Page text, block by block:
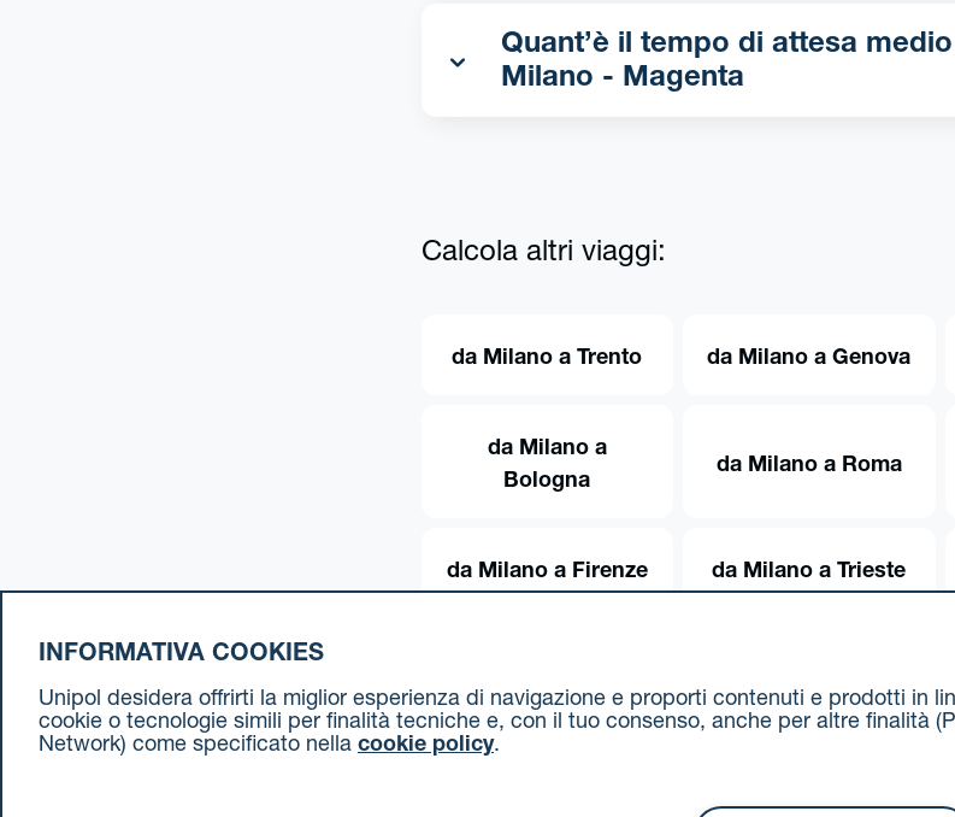
Quant’è il tempo di attesa
Milano - Magenta
Calcola altri viaggi:
da Milano a Trento da Milano a Genova
da Milano a
Bologna
da Milano a Roma
da Milano a Firenze da Milano a Trieste
INFORMATIVA COOKIES
Unipol desidera offrirti la miglior esperienza di navigazione e proporti contenuti e prodotti in
cookie o tecnologie simili per finalità tecniche e, con il tuo consenso, anche per altre finalità
Network) come specificato nella cookie policy.